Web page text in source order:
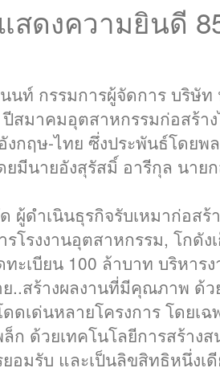
สดงความยินดี
นท์ กรรมการผู้จัดการ บริษั
สมาคมอุตสาหกรรมก่อสร้า
กฤษ-ไทย ซึ่งประพันธ์โดยพ
ยมีนายอังสุรัสมิ์ อารีกุล นา
ผู้ดำเนินธุรกิจรับเหมาก่อสร้
โรงงานอุตสาหกรรม, โกดั
ะเบียน 100 ล้าบาท บริหา
..สร้างผลงานที่มีคุณภาพ ด้
ดเด่นหลายโครงการ โดยเ
ก ด้วยเทคโนโลยีการสร้า
อมรับ และเป็นลิขสิทธิหนึ่งเ